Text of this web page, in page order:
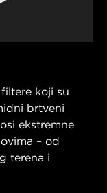
koji su
brtveni
ekstremne
– od
terena i